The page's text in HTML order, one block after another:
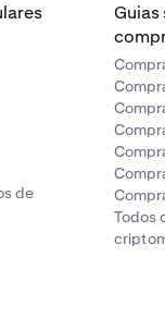
de
Todos